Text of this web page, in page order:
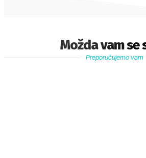
Možda vam se
Preporučujemo vam